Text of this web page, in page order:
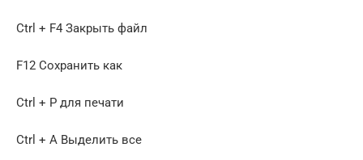
Ctrl + F4 Закрыть файл
F12 Сохранить как
Ctrl + P для печати
Ctrl + A Выделить все